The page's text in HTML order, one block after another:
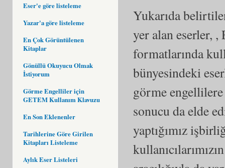
Eser'e göre listeleme
Yazar'a göre listeleme
En Çok Görüntülenen
Kitaplar
Gönüllü Okuyucu Olmak
İstiyorum
Görme Engelliler için
GETEM Kullanım Klavuzu
En Son Eklenenler
Tarihlerine Göre Girilen
Kitapları Listeleme
Aylık Eser Listeleri
Yukarıda
yer alan eserler,
formatlarında
bünyesindeki
görme
sonucu da elde
yaptığımız